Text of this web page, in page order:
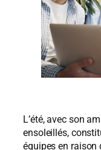
L’été, avec son
ensoleillés,
équipes en raison